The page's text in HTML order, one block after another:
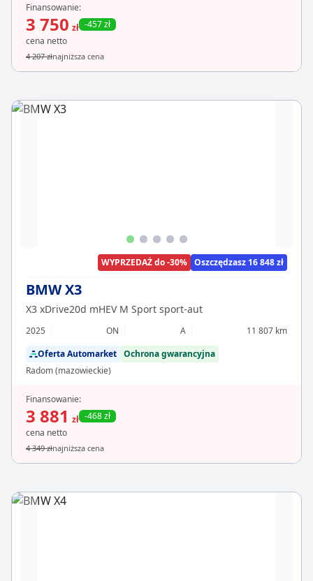
Finansowanie:
3 750 zł -457 zł
cena netto
4 207 złnajniższa cena
WYPRZEDAŻ do -30% Oszczędzasz 16 848 zł
BMW X3
X3 xDrive20d mHEV M Sport sport-aut
2025 ON A
11 807 km
Oferta Automarket Ochrona gwarancyjna
Radom (mazowieckie)
Finansowanie:
3 881 zł -468 zł
cena netto
4 349 złnajniższa cena